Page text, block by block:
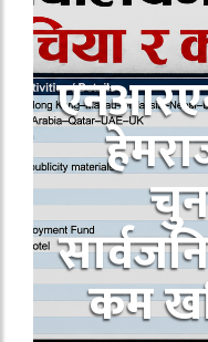
कम